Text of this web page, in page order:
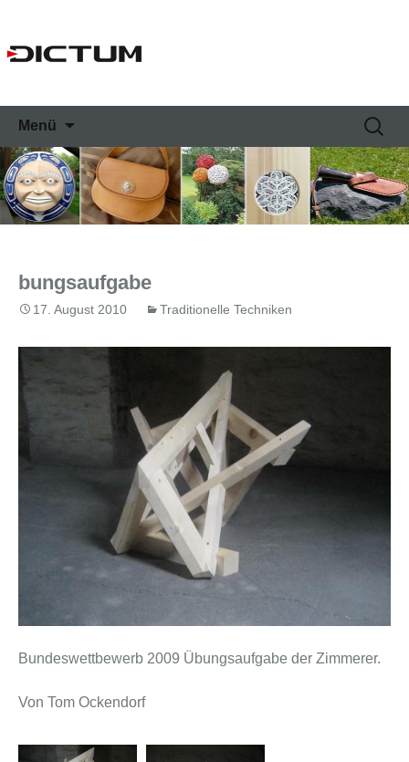
Menü
Inhalt
Suchen
nach:
bungsaufgabe
17. August 2010 Traditionelle Techniken
Bundeswettbewerb 2009 Übungsaufgabe der Zimmerer.
Von Tom Ockendorf